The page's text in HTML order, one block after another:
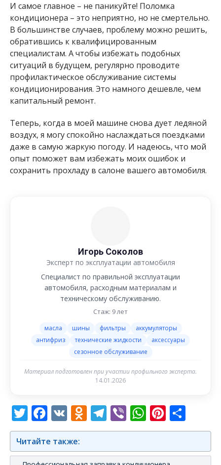
И самое главное – не паникуйте! Поломка
кондиционера – это неприятно, но не смертельно.
В большинстве случаев, проблему можно решить,
обратившись к квалифицированным
специалистам. А чтобы избежать подобных
ситуаций в будущем, регулярно проводите
профилактическое обслуживание системы
кондиционирования. Это намного дешевле, чем
капитальный ремонт.
Теперь, когда в моей машине снова дует ледяной
воздух, я могу спокойно наслаждаться поездками
даже в самую жаркую погоду. И надеюсь, что мой
опыт поможет вам избежать моих ошибок и
сохранить прохладу в салоне вашего автомобиля.
Игорь Соколов
Эксперт по эксплуатации автомобиля
Специалист по правильной эксплуатации
автомобиля, расходным материалам и
техническому обслуживанию.
Стаж: 9 лет
масла шины фильтры
аккумуляторы
антифриз
технические жидкости
аксессуары
сезонное обслуживание
Материал подготовлен при участии профильного эксперта.
14.01.2026
Twitter
Facebook
VK Odnoklassniki
Telegram
Viber
Читайте также: